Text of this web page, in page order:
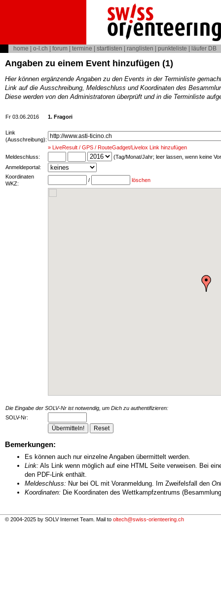
home o-l.ch forum termine startlisten ranglisten punkteliste läufer DB
Angaben zu einem Event hinzufügen (1)
Hier können ergänzende Angaben zu den Events in der Terminliste
Link auf die Ausschreibung, Meldeschluss und Koordinaten des
Diese werden von den Administratoren überprüft und in die Terminliste
Fr 03.06.2016 1. Fragori
Link
(Ausschreibung):
» LiveResult / GPS / RouteGadget/Livelox Link hinzufügen
Meldeschluss:
(Tag/Monat/Jahr; leer lassen, wenn keine
Anmeldeportal:
Koordinaten
WKZ:
/ löschen
Die Eingabe der SOLV-Nr ist notwendig, um Dich zu authentifizieren:
SOLV-Nr:
Bemerkungen:
Es können auch nur einzelne Angaben übermittelt werden.
Link: Als Link wenn möglich auf eine HTML Seite verweisen. Bei
den PDF-Link enthält.
Meldeschluss: Nur bei OL mit Voranmeldung. Im Zweifelsfall den
Koordinaten: Die Koordinaten des Wettkampfzentrums
© 2004-2025 by SOLV Internet Team. Mail to oltech@swiss-orienteering.ch